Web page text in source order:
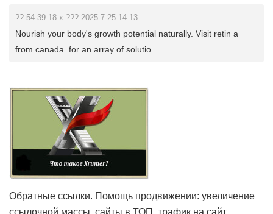
?? 54.39.18.x ??? 2025-7-25 14:13
Nourish your body's growth potential naturally. Visit retin a
from canada for an array of solutio ...
Обратные ссылки. Помощь продвижении: увеличение
ссылочной массы, сайты в ТОП, трафик на сайт